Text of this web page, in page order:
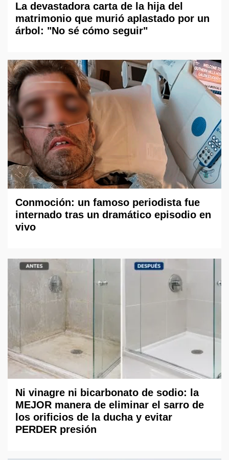
La devastadora carta de la hija del
matrimonio que murió aplastado por un
árbol: "No sé cómo seguir"
Conmoción: un famoso periodista fue
internado tras un dramático episodio en
vivo
Ni vinagre ni bicarbonato de sodio: la
MEJOR manera de eliminar el sarro de
los orificios de la ducha y evitar
PERDER presión